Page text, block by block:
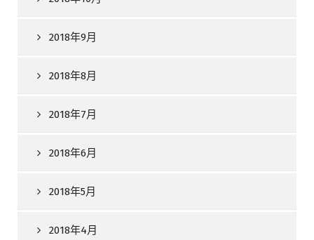
2018年9月
2018年8月
2018年7月
2018年6月
2018年5月
2018年4月